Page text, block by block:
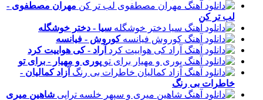
مهران مصطفوی -
لب تر کن
سیا - دختر خوشگله
کوروش - فیانسه
آراد - کی هواییت کرد
پوری و مهیار - برای تو
آزاد کمالیان -
خاطرات بی رنگ
شاهین میری